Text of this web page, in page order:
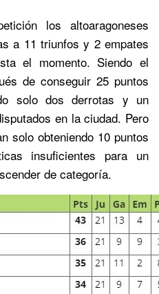
los altoaragoneses
a 11 triunfos y 2 empates
el momento. Siendo el
de conseguir 25 puntos
solo dos derrotas y un
en la ciudad. Pero
solo obteniendo 10 puntos
insuficientes para un
de categoría.